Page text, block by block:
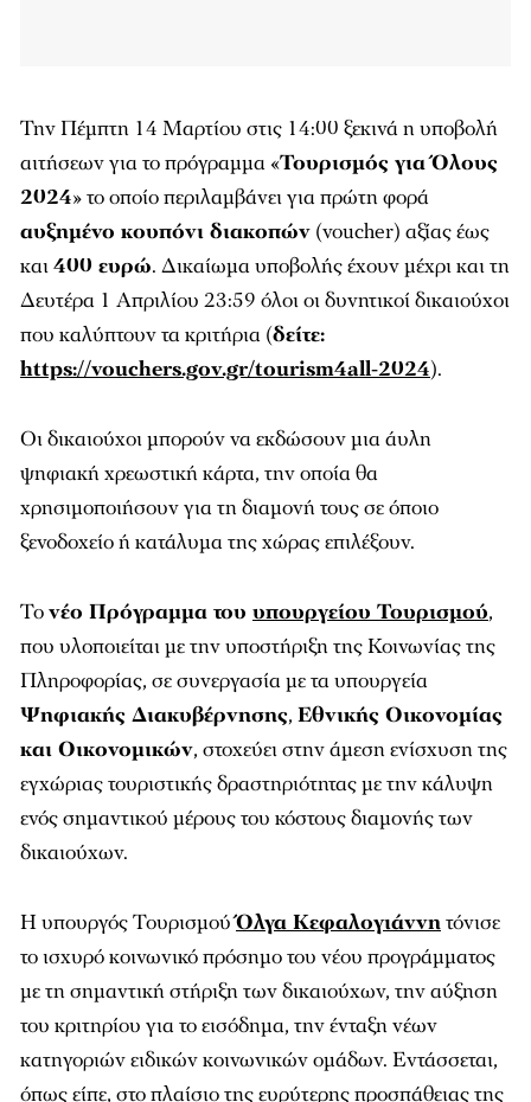
Την Πέμπτη 14 Μαρτίου στις 14:00 ξεκινά η υποβολή
αιτήσεων για το πρόγραμμα «Τουρισμός για Όλους
2024» το οποίο περιλαμβάνει για πρώτη φορά
αυξημένο κουπόνι διακοπών (voucher) αξίας έως
και400 ευρώ. Δικαίωμα υποβολής έχουν μέχρι και τη
Δευτέρα 1 Απριλίου 23:59 όλοι οι δυνητικοί δικαιούχοι
που καλύπτουν τα κριτήρια (δείτε:
https://vouchers.gov.gr/tourism4all-2024).
Οι δικαιούχοι μπορούν να εκδώσουν μια άυλη
ψηφιακή χρεωστική κάρτα, την οποία θα
χρησιμοποιήσουν για τη διαμονή τους σε όποιο
ξενοδοχείο ή κατάλυμα της χώρας επιλέξουν.
Τονέο Πρόγραμμα του υπουργείου Τουρισμού,
που υλοποιείται με την υποστήριξη της Κοινωνίας της
Πληροφορίας, σε συνεργασία με τα υπουργεία
Ψηφιακής Διακυβέρνησης, Εθνικής Οικονομίας
και Οικονομικών, στοχεύει στην άμεση ενίσχυση της
εγχώριας τουριστικής δραστηριότητας με την κάλυψη
ενός σημαντικού μέρους του κόστους διαμονής των
δικαιούχων.
Η υπουργός ΤουρισμούΌλγα Κεφαλογιάννητόνισε
το ισχυρό κοινωνικό πρόσημο του νέου προγράμματος
με τη σημαντική στήριξη των δικαιούχων, την αύξηση
του κριτηρίου για το εισόδημα, την ένταξη νέων
κατηγοριών ειδικών κοινωνικών ομάδων. Εντάσσεται,
όπως είπε, στο πλαίσιο της ευρύτερης προσπάθειας της